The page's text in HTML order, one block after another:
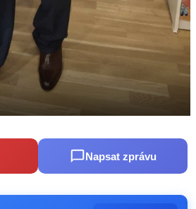
Napsat zprávu